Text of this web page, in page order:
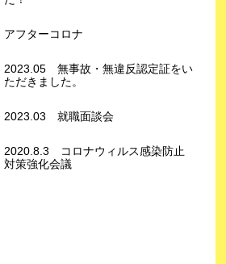
アフターコロナ
2023.05 無事故・無違反認定証をい
ただきました。
2023.03 就職面談会
2020.8.3 コロナウィルス感染防止
対策強化会議